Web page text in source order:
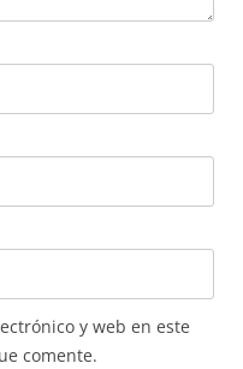
y web en este
comente.